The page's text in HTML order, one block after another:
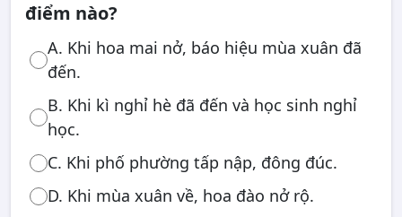
điểm nào?
A. Khi hoa mai nở, báo hiệu mùa xuân đã
đến.
B. Khi kì nghỉ hè đã đến và học sinh nghỉ
học.
C. Khi phố phường tấp nập, đông đúc.
D. Khi mùa xuân về, hoa đào nở rộ.